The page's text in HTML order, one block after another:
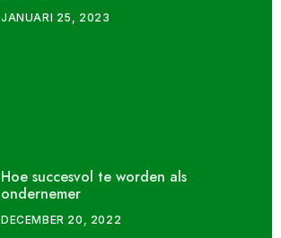
JANUARI 25, 2023
Hoe succesvol te worden als
ondernemer
DECEMBER 20, 2022